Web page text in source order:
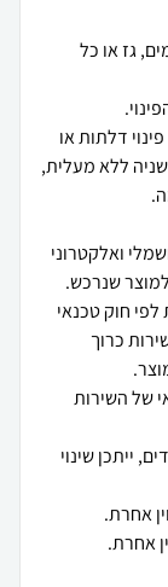
גז או כל
דלתות או
ללא מעלית,
ואלקטרוני
לפי חוק טכנאי
כרוך
של השירות
ייתכן שינוי
אחרת.